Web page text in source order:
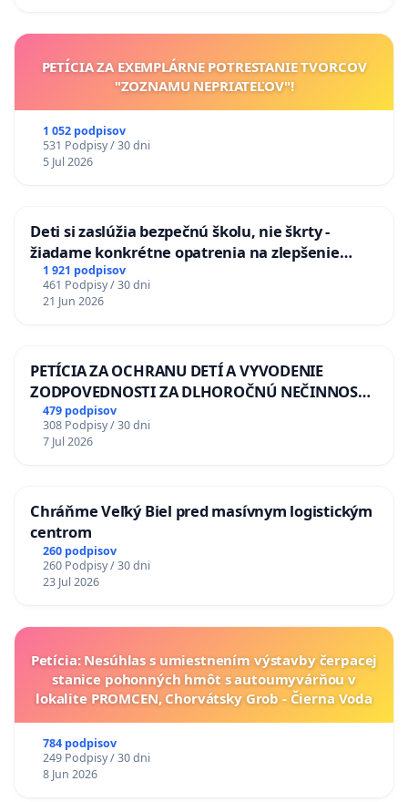
PETÍCIA ZA EXEMPLÁRNE POTRESTANIE TVORCOV
"ZOZNAMU NEPRIATEĽOV"!
1 052 podpisov
531 Podpisy / 30 dni
5 Jul 2026
Deti si zaslúžia bezpečnú školu, nie škrty -
žiadame konkrétne opatrenia na zlepšenie
situácie v školstve
1 921 podpisov
461 Podpisy / 30 dni
21 Jun 2026
PETÍCIA ZA OCHRANU DETÍ A VYVODENIE
ZODPOVEDNOSTI ZA DLHOROČNÚ NEČINNOSŤ
A ZLYHANIE ŠTÁTU
479 podpisov
308 Podpisy / 30 dni
7 Jul 2026
Chráňme Veľký Biel pred masívnym logistickým
centrom
260 podpisov
260 Podpisy / 30 dni
23 Jul 2026
Petícia: Nesúhlas s umiestnením výstavby čerpacej
stanice pohonných hmôt s autoumyvárňou v
lokalite PROMCEN, Chorvátsky Grob - Čierna Voda
784 podpisov
249 Podpisy / 30 dni
8 Jun 2026